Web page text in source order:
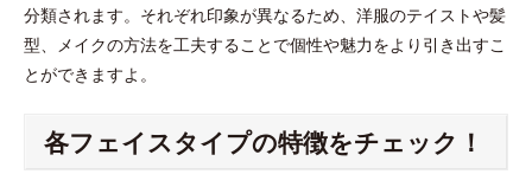
分類されます。それぞれ印象が異なるため、洋服のテイストや髪
型、メイクの方法を工夫することで個性や魅力をより引き出すこ
とができますよ。
各フェイスタイプの特徴をチェック！